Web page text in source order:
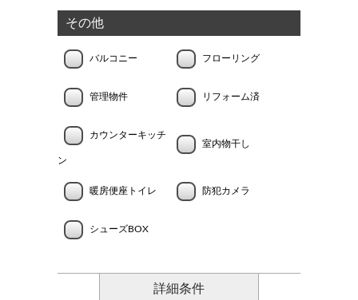
その他
バルコニー フローリング
管理物件 リフォーム済
カウンターキッチ
ン
室内物干し
暖房便座トイレ 防犯カメラ
シューズBOX